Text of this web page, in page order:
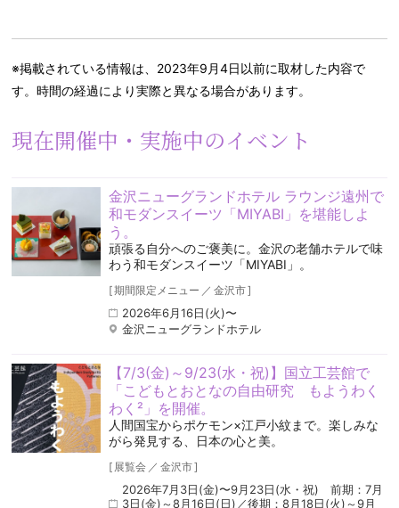
※掲載されている情報は、2023年9月4日以前に取材した内容で
す。時間の経過により実際と異なる場合があります。
現在開催中・実施中のイベント
金沢ニューグランドホテル ラウンジ遠州で
和モダンスイーツ「MIYABI」を堪能しよ
う。
頑張る自分へのご褒美に。金沢の老舗ホテルで味
わう和モダンスイーツ「MIYABI」。
[期間限定メニュー ／ 金沢市]
2026年6月16日(火)〜
金沢ニューグランドホテル
【7/3(金)～9/23(水・祝)】国立工芸館で
「こどもとおとなの自由研究 もようわく
わく²」を開催。
人間国宝からポケモン×江戸小紋まで。楽しみな
がら発見する、日本の心と美。
[ 展覧会 ／ 金沢市]
2026年7月3日(金)〜9月23日(水・祝) 前期：7月
3日(金)～8月16日(日)／後期：8月18日(火)～9月